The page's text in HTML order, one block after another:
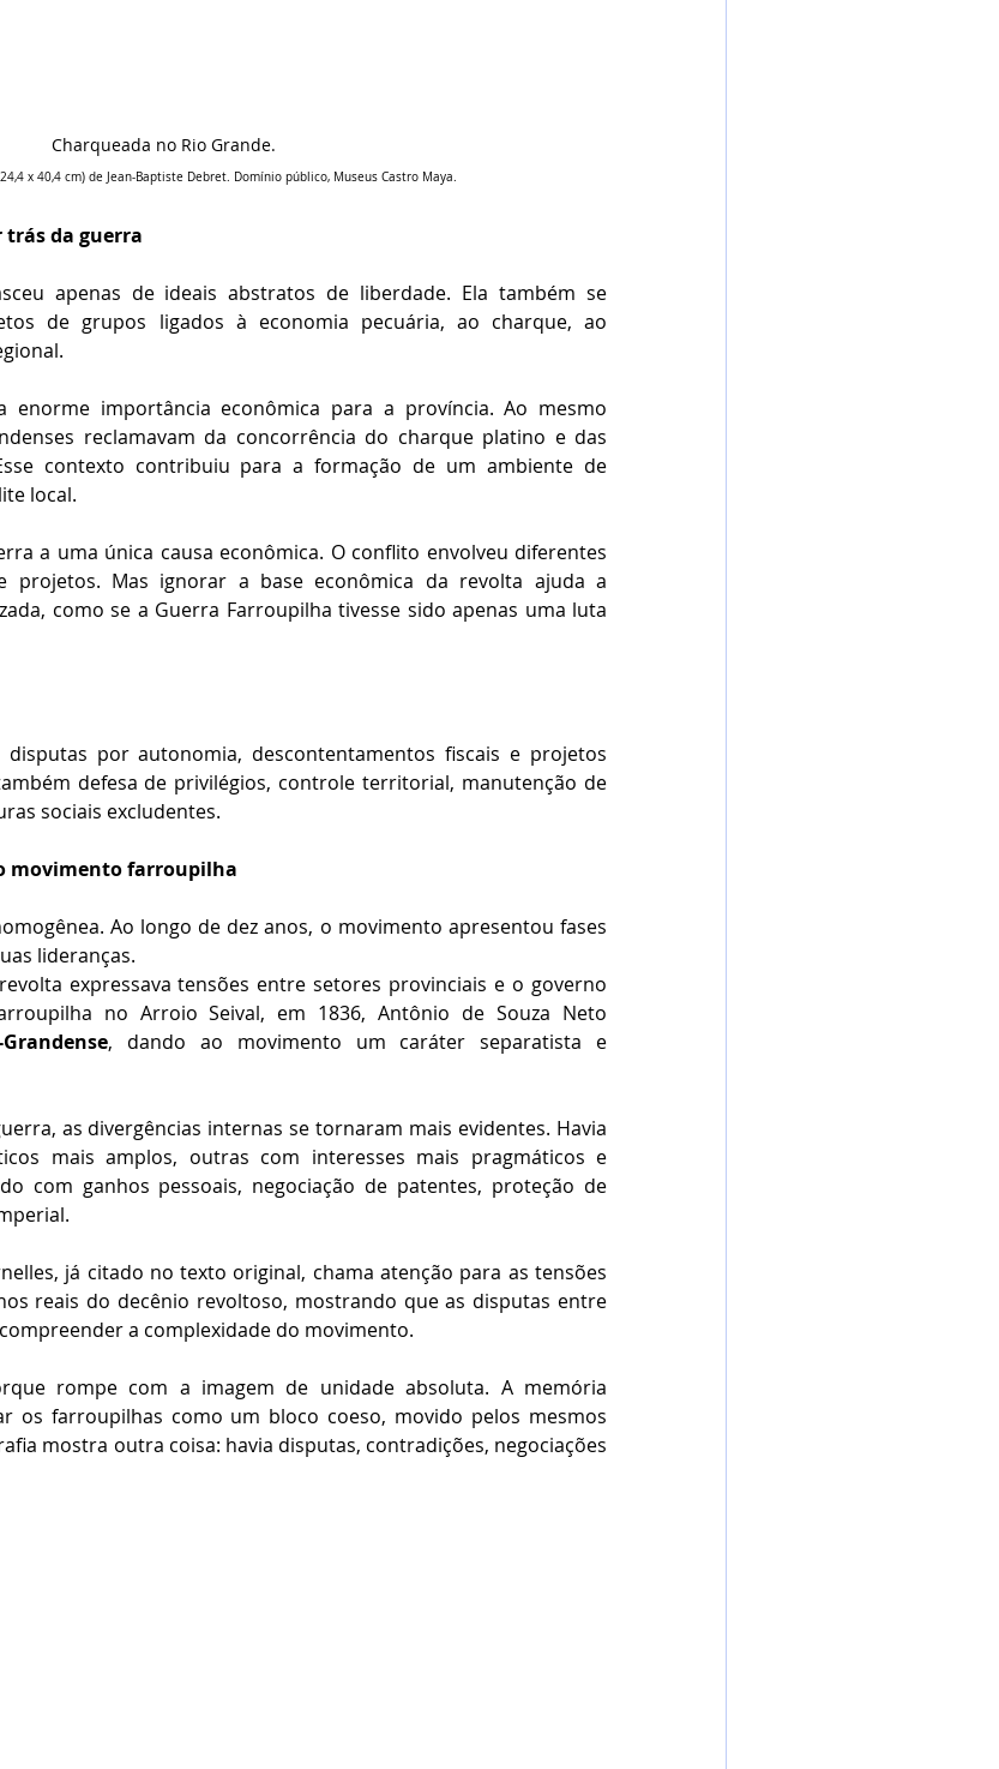
Charqueada no Rio Grande.
x 40,4 cm) de Jean-Baptiste Debret. Domínio público, Museus Castro Maya.
trás da guerra
apenas de ideais abstratos de liberdade. Ela também se
de grupos ligados à economia pecuária, ao charque, ao
enorme importância econômica para a província. Ao mesmo
reclamavam da concorrência do charque platino e das
contexto contribuiu para a formação de um ambiente de
local.
a uma única causa econômica. O conflito envolveu diferentes
projetos. Mas ignorar a base econômica da revolta ajuda a
como se a Guerra Farroupilha tivesse sido apenas uma luta
disputas por autonomia, descontentamentos fiscais e projetos
defesa de privilégios, controle territorial, manutenção de
sociais excludentes.
movimento farroupilha
Ao longo de dez anos, o movimento apresentou fases
lideranças.
expressava tensões entre setores provinciais e o governo
no Arroio Seival, em 1836, Antônio de Souza Neto
, dando ao movimento um caráter separatista e
as divergências internas se tornaram mais evidentes. Havia
mais amplos, outras com interesses mais pragmáticos e
com ganhos pessoais, negociação de patentes, proteção de
já citado no texto original, chama atenção para as tensões
reais do decênio revoltoso, mostrando que as disputas entre
a complexidade do movimento.
rompe com a imagem de unidade absoluta. A memória
os farroupilhas como um bloco coeso, movido pelos mesmos
mostra outra coisa: havia disputas, contradições, negociações